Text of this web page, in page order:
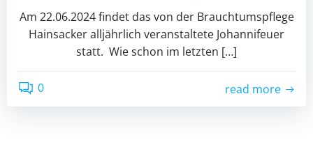
Am 22.06.2024 findet das von der Brauchtumspflege
Hainsacker alljährlich veranstaltete Johannifeuer
statt. Wie schon im letzten […]
0 read more